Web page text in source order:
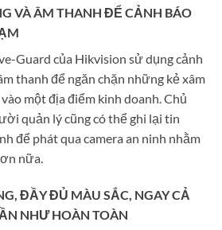
VÀ ÂM THANH ĐỂ CẢNH BÁO
Guard của Hikvision sử dụng cảnh
thanh để ngăn chặn những kẻ xâm
một địa điểm kinh doanh. Chủ
quản lý cũng có thể ghi lại tin
để phát qua camera an ninh nhằm
nữa.
ĐẦY ĐỦ MÀU SẮC, NGAY CẢ
NHƯ HOÀN TOÀN